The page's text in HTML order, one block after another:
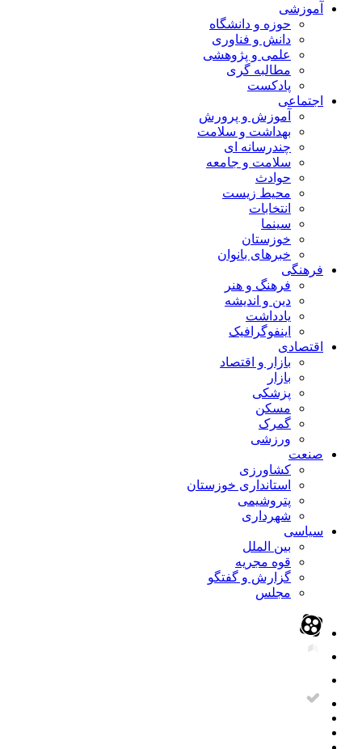
آموزشی
حوزه و دانشگاه
دانش و فناوری
علمی و پژوهشی
مطالبه گری
پادکست
اجتماعی
آموزش و پرورش
بهداشت و سلامت
چندرسانه ای
سلامت و جامعه
حوادث
محیط زیست
انتخابات
سینما
خوزستان
خبرهای بانوان
فرهنگی
فرهنگ و هنر
دین و اندیشه
یادداشت
اینفوگرافیک
اقتصادی
بازار و اقتصاد
بازار
پزشکی
مسکن
گمرک
ورزشی
صنعت
کشاورزی
استانداری خوزستان
پتروشیمی
شهرداری
سیاسی
بین الملل
قوه مجریه
گزارش و گفتگو
مجلس